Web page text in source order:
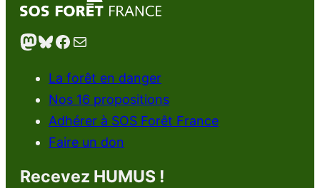
Mastodon Bluesky Facebook E-mail
La forêt en danger
Nos 16 propositions
Adhérer à SOS Forêt France
Faire un don
Recevez HUMUS !